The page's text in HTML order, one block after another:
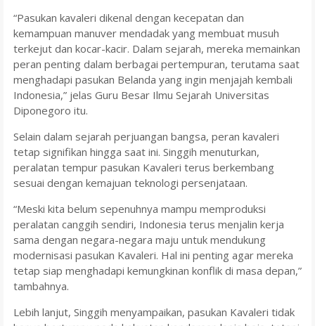
“Pasukan kavaleri dikenal dengan kecepatan dan
kemampuan manuver mendadak yang membuat musuh
terkejut dan kocar-kacir. Dalam sejarah, mereka memainkan
peran penting dalam berbagai pertempuran, terutama saat
menghadapi pasukan Belanda yang ingin menjajah kembali
Indonesia,” jelas Guru Besar Ilmu Sejarah Universitas
Diponegoro itu.
Selain dalam sejarah perjuangan bangsa, peran kavaleri
tetap signifikan hingga saat ini. Singgih menuturkan,
peralatan tempur pasukan Kavaleri terus berkembang
sesuai dengan kemajuan teknologi persenjataan.
“Meski kita belum sepenuhnya mampu memproduksi
peralatan canggih sendiri, Indonesia terus menjalin kerja
sama dengan negara-negara maju untuk mendukung
modernisasi pasukan Kavaleri. Hal ini penting agar mereka
tetap siap menghadapi kemungkinan konflik di masa depan,”
tambahnya.
Lebih lanjut, Singgih menyampaikan, pasukan Kavaleri tidak